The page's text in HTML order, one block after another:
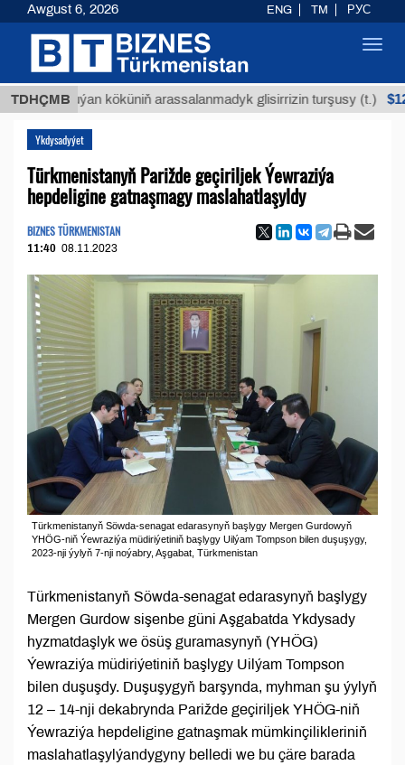
TDHÇMB
Buýan köküniň arassalanmadyk glisirrizin turşusy (t.) $12935,18
Ykdysadyýet
Türkmenistanyň Parižde geçiriljek Ýewraziýa
hepdeligine gatnaşmagy maslahatlaşyldy
BIZNES TÜRKMENISTAN
11:40 08.11.2023
Türkmenistanyň Söwda-senagat edarasynyň başlygy Mergen Gurdowyň
YHÖG-niň Ýewraziýa müdiriýetiniň başlygy Uilýam Tompson bilen duşuşygy,
2023-nji ýylyň 7-nji noýabry, Aşgabat, Türkmenistan
Türkmenistanyň Söwda-senagat edarasynyň başlygy
Mergen Gurdow sişenbe güni Aşgabatda Ykdysady
hyzmatdaşlyk we ösüş guramasynyň (YHÖG)
Ýewraziýa müdiriýetiniň başlygy Uilýam Tompson
bilen duşuşdy. Duşuşygyň barşynda, myhman şu ýylyň
12 – 14-nji dekabrynda Parižde geçiriljek YHÖG-niň
Ýewraziýa hepdeligine gatnaşmak mümkinçilikleriniň
maslahatlaşylýandygyny belledi we bu çäre barada
Awgust 6, 2026 ENG TM РУС